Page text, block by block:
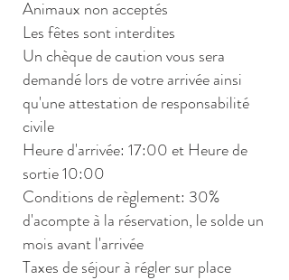
Animaux non acceptés
Les fêtes sont interdites
Un chèque de caution vous sera
demandé lors de votre arrivée ainsi
qu'une attestation de responsabilité
civile
Heure d'arrivée: 17:00 et Heure de
sortie 10:00
Conditions de règlement: 30%
d'acompte à la réservation, le solde un
mois avant l'arrivée
Taxes de séjour à régler sur place